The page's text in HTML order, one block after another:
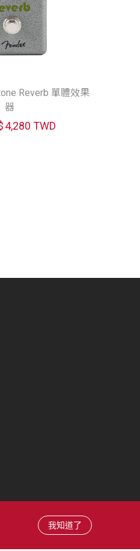
Reverb 單體效果
器
4,280 TWD